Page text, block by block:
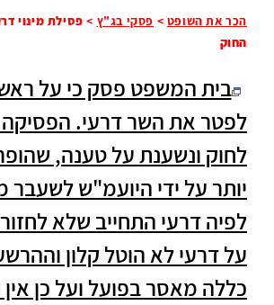
הכר את השופט > פסקי בג"ץ > פסילת מינוי
החוק
בית המשפט פסק כי על
לפטר את השר דרעי. הפסיקה
לחוק ונשענת על טענה,
יותר על ידי היועמ"ש לשעבר
לפיה דרעי התחייב שלא
על דרעי לא הוטל קלון
כללה מאסר בפועל ועל כן